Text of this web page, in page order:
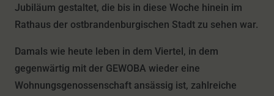
Jubiläum gestaltet, die bis in diese Woche hinein im
Rathaus der ostbrandenburgischen Stadt zu sehen war.
Damals wie heute leben in dem Viertel, in dem
gegenwärtig mit der GEWOBA wieder eine
Wohnungsgenossenschaft ansässig ist, zahlreiche